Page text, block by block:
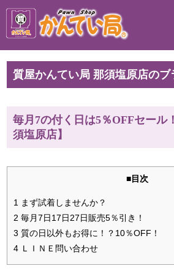
質屋かんてい局 那須塩原店のブ
毎月7の付く日は5％OFFセー
須塩原店】
■目次
1 まず試着しませんか？
2 毎月7日17日27日販売5％引き！
3 質の日以外もお得に！？10％OFF！
4 ＬＩＮＥ問い合わせ